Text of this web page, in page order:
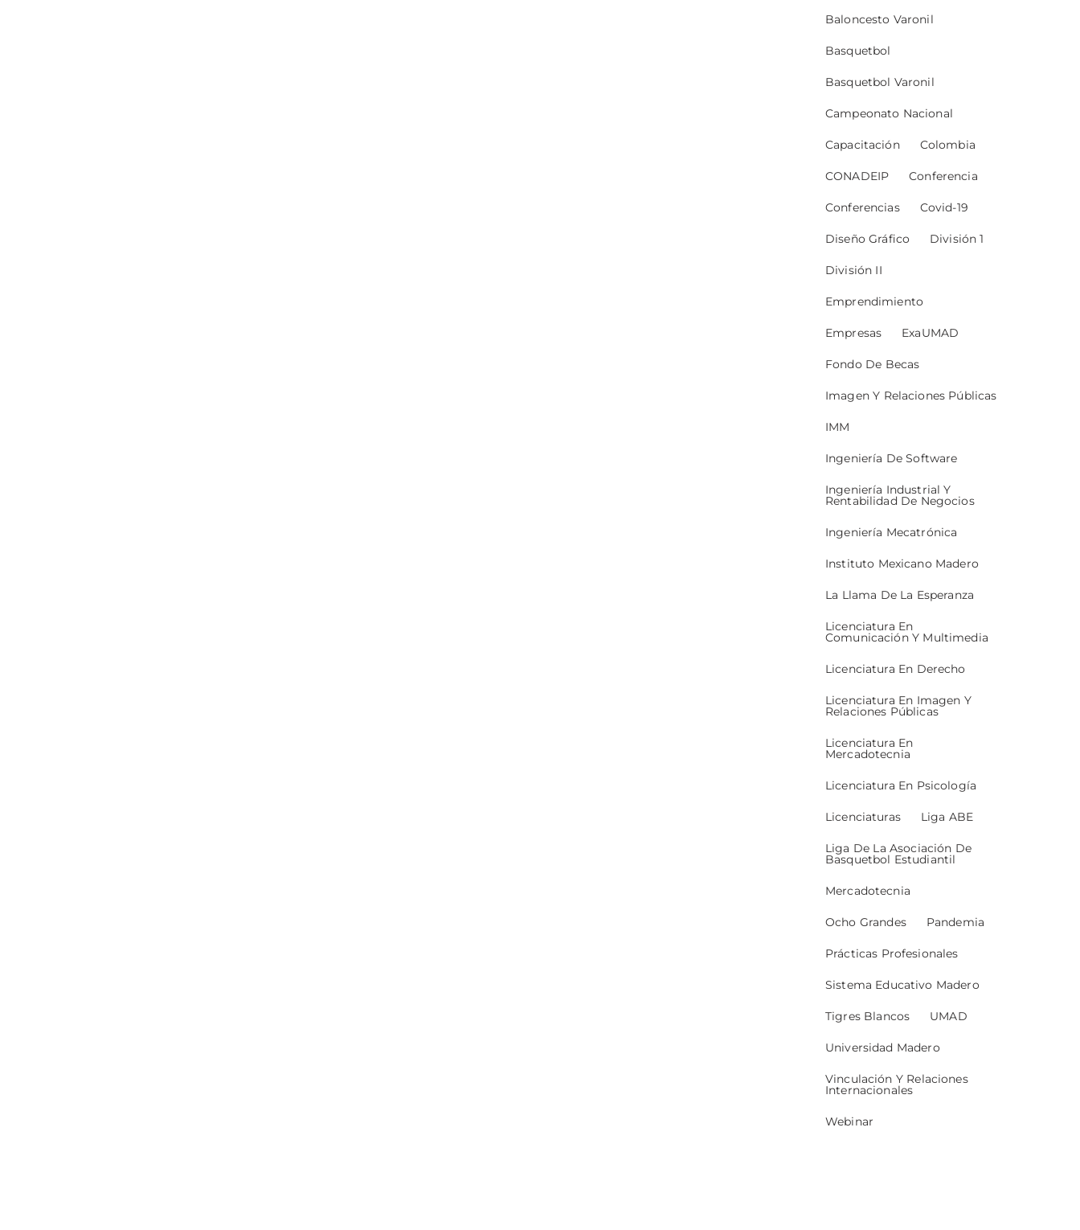
Baloncesto Varonil
Basquetbol
Basquetbol Varonil
Campeonato Nacional
Capacitación Colombia
CONADEIP Conferencia
Conferencias Covid-19
Diseño Gráfico División 1
División II
Emprendimiento
Empresas ExaUMAD
Fondo De Becas
Imagen Y Relaciones Públicas
IMM
Ingeniería De Software
Ingeniería Industrial Y
Rentabilidad De Negocios
Ingeniería Mecatrónica
Instituto Mexicano Madero
La Llama De La Esperanza
Licenciatura En
Comunicación Y Multimedia
Licenciatura En Derecho
Licenciatura En Imagen Y
Relaciones Públicas
Licenciatura En
Mercadotecnia
Licenciatura En Psicología
Licenciaturas Liga ABE
Liga De La Asociación De
Basquetbol Estudiantil
Mercadotecnia
Ocho Grandes Pandemia
Prácticas Profesionales
Sistema Educativo Madero
Tigres Blancos UMAD
Universidad Madero
Vinculación Y Relaciones
Internacionales
Webinar